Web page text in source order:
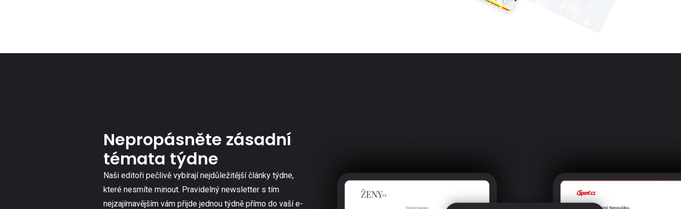
Nepropásněte zásadní
témata týdne
Naši editoři pečlivě vybírají nejdůležitější články týdne,
které nesmíte minout. Pravidelný newsletter s tím
nejzajímavějším vám přijde jednou týdně přímo do vaší e-